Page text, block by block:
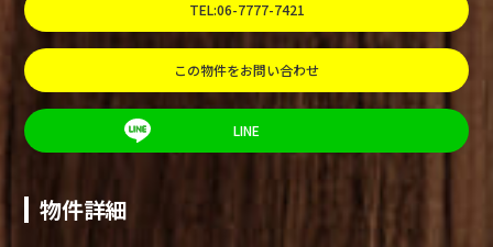
TEL:06-7777-7421
この物件をお問い合わせ
LINE
物件詳細